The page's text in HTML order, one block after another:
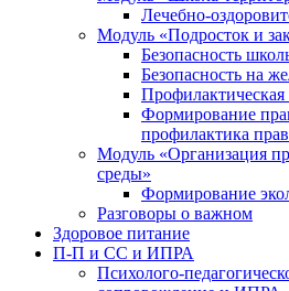
Лечебно-
Модуль «Подросток и
Безопасность
Безопасность на
Формирование
профилактика
Модуль «Организация
среды»
Формирование
Разговоры о важном
Здоровое питание
П-П и СС и ИПРА
Психолого-